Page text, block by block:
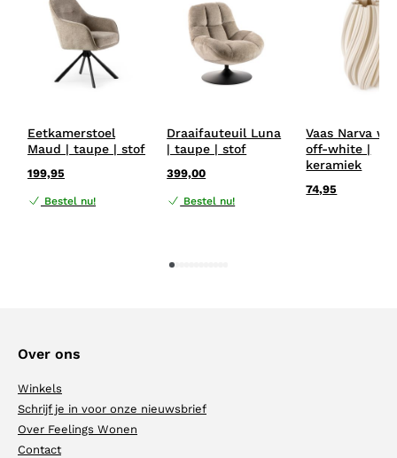
Eetkamerstoel
Maud | taupe | stof
199,95
Bestel nu!
Draaifauteuil Luna
| taupe | stof
399,00
Bestel nu!
Vaas Narva
off-white |
keramiek
74,95
1
Over ons
Winkels
Schrijf je in voor onze nieuwsbrief
Over Feelings Wonen
Contact